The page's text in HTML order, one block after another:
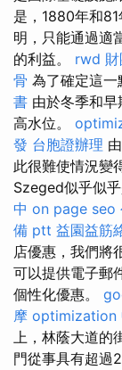
是，1880年和81
明，只能通過適
的利益。 rwd
骨 為了確定這一
書 由於冬季和
高水位。
發 台胞證辦理
此很難使情況變
Szeged似乎似
中 on page seo
備 ptt 益園益筋
店優惠，我們將
可以提供電子郵
個性化優惠。
摩 optimization
上，林蔭大道的
門從事具有超過